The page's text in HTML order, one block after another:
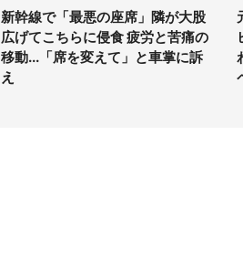
新幹線で「最悪の座席」隣が大股
広げてこちらに侵食 疲労と苦痛の
移動...「席を変えて」と車掌に訴
え